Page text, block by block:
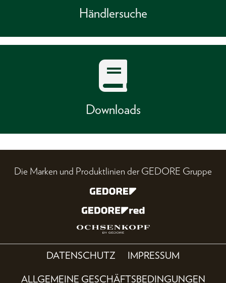
Händlersuche
Downloads
Die Marken und Produktlinien der GEDORE Gruppe
DATENSCHUTZ IMPRESSUM
ALLGEMEINE GESCHÄFTSBEDINGUNGEN